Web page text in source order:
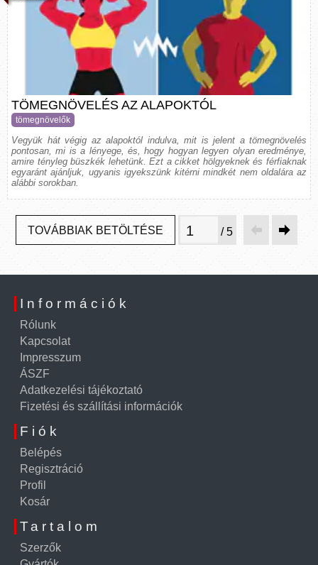
TÖMEGNÖVELÉS AZ ALAPOKTÓL
tömegnövelők
Vegyük hát végig az alapoktól indulva, mit is jelent a tömegnövelés
pontosan, mi is a lényege, és, hogy hogyan legyen olyan eredménye,
amire tényleg büszkék lehetünk. Ezt a cikket hölgyeknek és férfiaknak
egyaránt ajánljuk, ugyanis igyekszünk kitérni mindkét nem oldalára az
alábbi sorokban.
TOVÁBBIAK BETÖLTÉSE / 5
Információk
Rólunk
Kapcsolat
Impresszum
ÁSZF
Adatkezelési tájékoztató
Fizetési és szállítási információk
Fiók
Belépés
Regisztráció
Profil
Kosár
Tartalom
Szerzők